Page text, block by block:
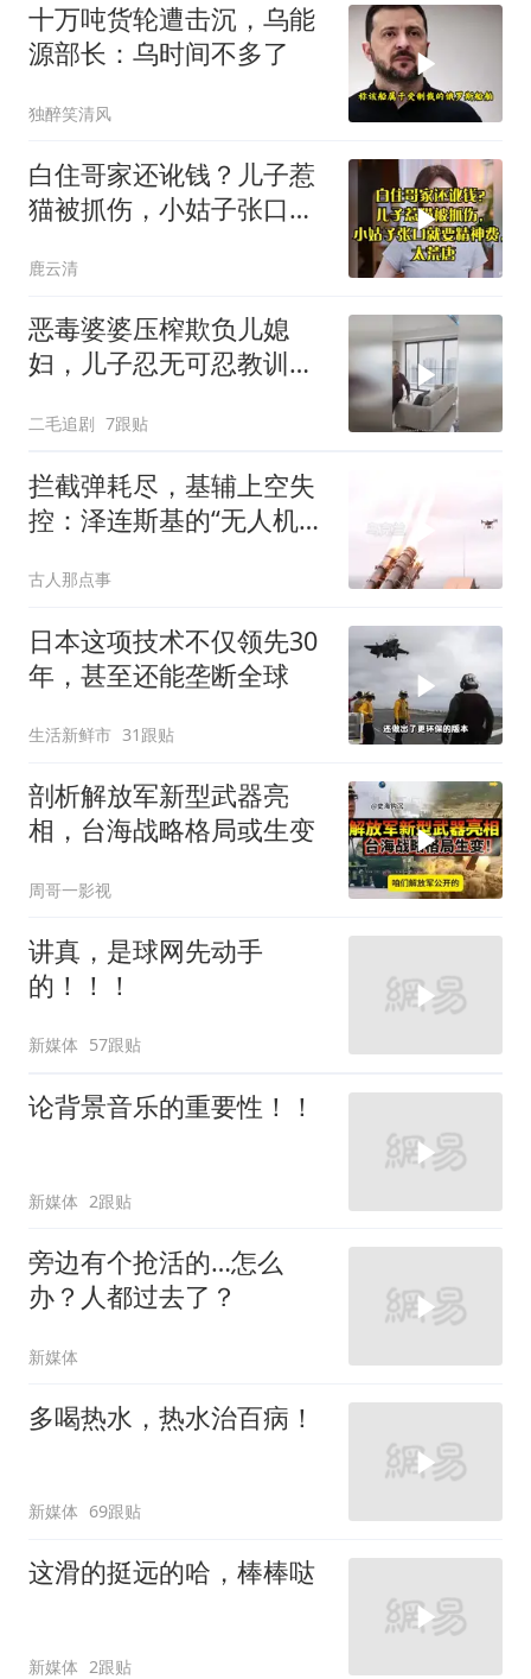
十万吨货轮遭击沉，乌能
源部长：乌时间不多了
独醉笑清风
白住哥家还讹钱？儿子惹
猫被抓伤，小姑子张口就
鹿云清
恶毒婆婆压榨欺负儿媳
妇，儿子忍无可忍教训母
二毛追剧 7跟贴
拦截弹耗尽，基辅上空失
控：泽连斯基的“无人机神
古人那点事
日本这项技术不仅领先30
年，甚至还能垄断全球
生活新鲜市 31跟贴
剖析解放军新型武器亮
相，台海战略格局或生变
周哥一影视
讲真，是球网先动手
的！！！
新媒体 57跟贴
论背景音乐的重要性！！
新媒体 2跟贴
旁边有个抢活的…怎么
办？人都过去了？
新媒体
多喝热水，热水治百病！
新媒体 69跟贴
这滑的挺远的哈，棒棒哒
新媒体 2跟贴